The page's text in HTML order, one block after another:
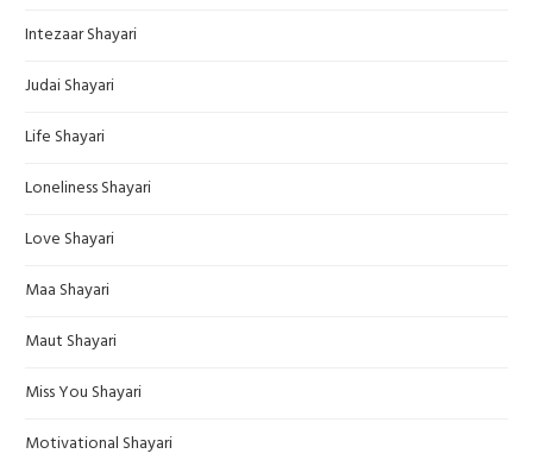
Intezaar Shayari
Judai Shayari
Life Shayari
Loneliness Shayari
Love Shayari
Maa Shayari
Maut Shayari
Miss You Shayari
Motivational Shayari